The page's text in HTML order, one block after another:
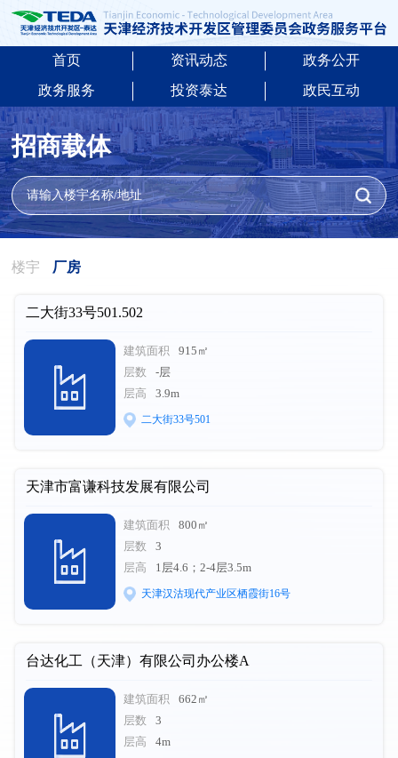
首页 资讯动态
政务公开
政务服务
投资泰达 政民互动
招商载体
请输入楼宇名称/地址
楼宇 厂房
二大街33号501.502
建筑面积
915㎡
层数
-层
层高
3.9m
二大街33号501
天津市富谦科技发展有限公司
建筑面积
800㎡
层数
3
层高
1层4.6；2-4层3.5m
天津汉沽现代产业区栖霞街16号
台达化工（天津）有限公司办公楼A
建筑面积
662㎡
层数
3
层高
4m